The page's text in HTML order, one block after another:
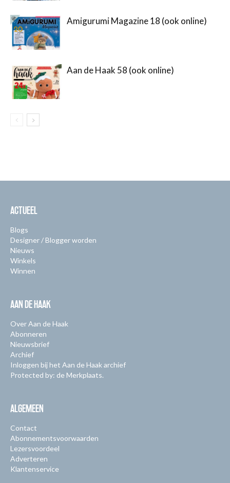
Amigurumi Magazine 18 (ook online)
Aan de Haak 58 (ook online)
ACTUEEL
Blogs
Designer / Blogger worden
Nieuws
Winkels
Winnen
AAN DE HAAK
Over Aan de Haak
Abonneren
Nieuwsbrief
Archief
Inloggen bij het Aan de Haak archief
Protected by: de Merkplaats.
ALGEMEEN
Contact
Abonnementsvoorwaarden
Lezersvoordeel
Adverteren
Klantenservice